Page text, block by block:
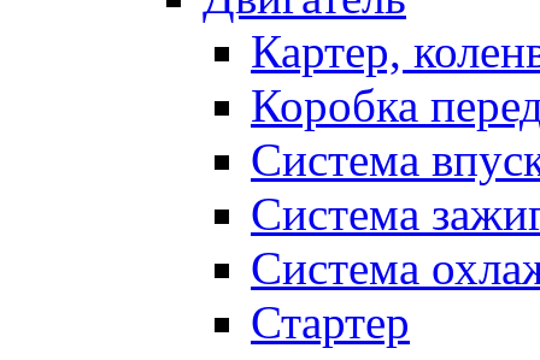
Картер,
Коробка
Система
Система
Система
Стартер